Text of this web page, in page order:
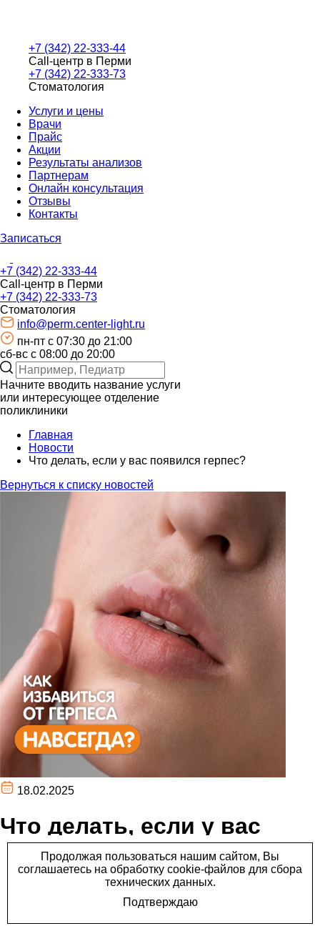
+7 (342) 22-333-44
Call-центр в Перми
+7 (342) 22-333-73
Стоматология
Услуги и цены
Врачи
Прайс
Акции
Результаты анализов
Партнерам
Онлайн консультация
Отзывы
Контакты
Записаться
+7 (342) 22-333-44
Call-центр в Перми
+7 (342) 22-333-73
Стоматология
info@perm.center-light.ru
пн-пт c 07:30 до 21:00
сб-вс с 08:00 до 20:00
Начните вводить название услуги
или интересующее отделение
поликлиники
Главная
Новости
Что делать, если у вас появился герпес?
Вернуться к списку новостей
18.02.2025
Что делать, если у вас
появился герпес?
Что делать, если у вас появился герпес?